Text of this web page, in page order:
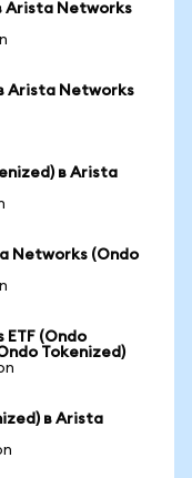
Arista Networks
Arista Networks
в Arista
Networks (Ondo
ETF (Ondo
Tokenized)
в Arista